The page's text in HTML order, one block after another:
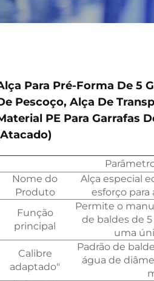
Para Pré-Forma De 5
Pescoço, Alça De
PE Para Garrafas
Nome do
Produto
Alça especial
esforço para
Função
principal
Permite o
de baldes de 5
uma
Calibre
adaptado"
Padrão de
água de